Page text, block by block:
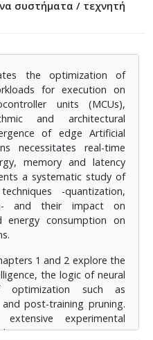
συστήματα / τεχνητή
the optimization of
for execution on
units (MCUs),
and architectural
of edge Artificial
necessitates real-time
memory and latency
a systematic study of
-quantization,
and their impact on
energy consumption on
1 and 2 explore the
the logic of neural
such as
post-training pruning.
experimental
across various